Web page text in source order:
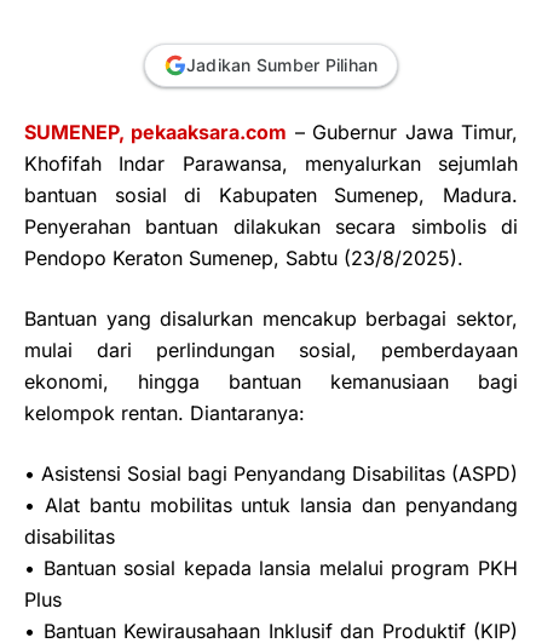
Jadikan Sumber Pilihan
SUMENEP, pekaaksara.com – Gubernur Jawa Timur,
Khofifah Indar Parawansa, menyalurkan sejumlah
bantuan sosial di Kabupaten Sumenep, Madura.
Penyerahan bantuan dilakukan secara simbolis di
Pendopo Keraton Sumenep, Sabtu (23/8/2025).
Bantuan yang disalurkan mencakup berbagai sektor,
mulai dari perlindungan sosial, pemberdayaan
ekonomi, hingga bantuan kemanusiaan bagi
kelompok rentan. Diantaranya:
• Asistensi Sosial bagi Penyandang Disabilitas (ASPD)
• Alat bantu mobilitas untuk lansia dan penyandang
disabilitas
• Bantuan sosial kepada lansia melalui program PKH
Plus
• Bantuan Kewirausahaan Inklusif dan Produktif (KIP)